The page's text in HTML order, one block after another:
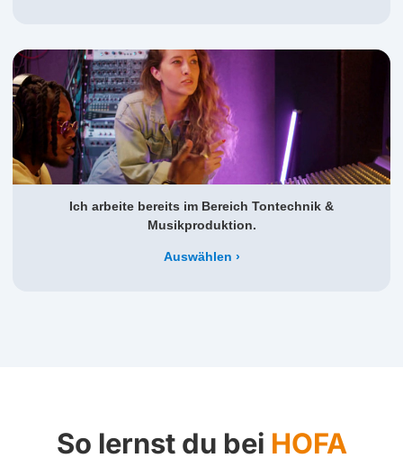
Ich arbeite bereits im Bereich Tontechnik &
Musikproduktion.
Auswählen
So lernst du bei HOFA